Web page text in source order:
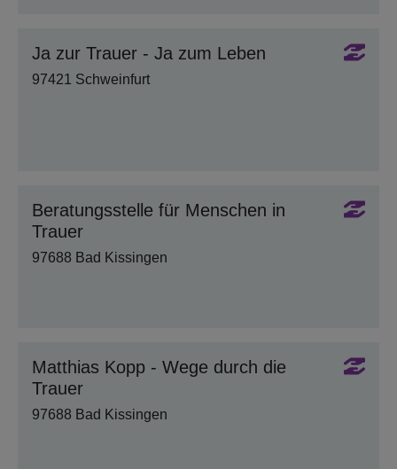
Ja zur Trauer - Ja zum Leben
97421 Schweinfurt
Beratungsstelle für Menschen in
Trauer
97688 Bad Kissingen
Matthias Kopp - Wege durch die
Trauer
97688 Bad Kissingen